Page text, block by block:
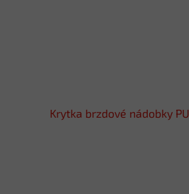
Krytka brzdové nádobky